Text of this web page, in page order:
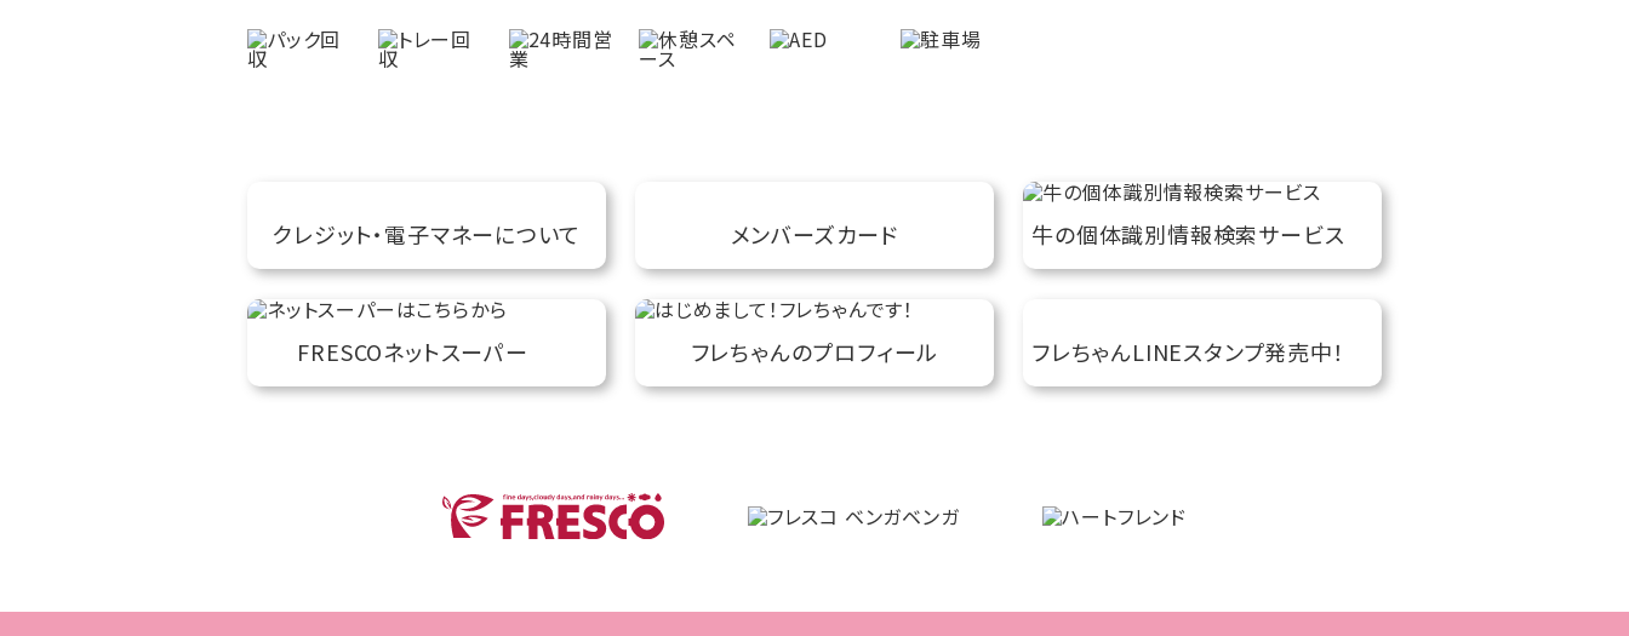
クレジット・電子マネーについて メンバーズカード 牛の個体識別情報検索サービス
FRESCOネットスーパー フレちゃんのプロフィール フレちゃんLINEスタンプ発売中！